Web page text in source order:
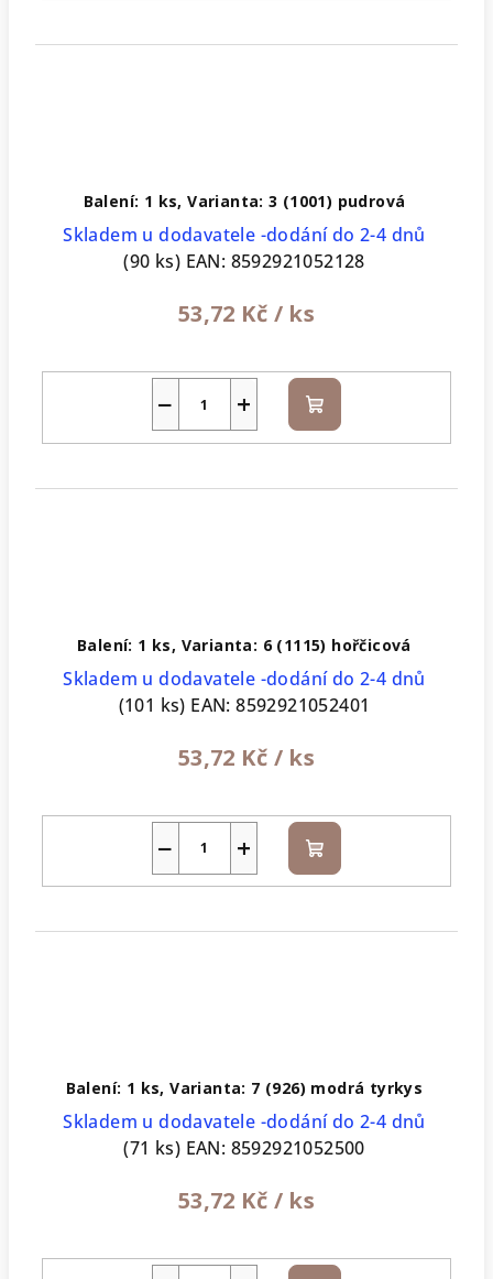
Balení: 1 ks, Varianta: 3 (1001) pudrová
Skladem u dodavatele -dodání do 2-4 dnů
(90 ks) EAN: 8592921052128
53,72 Kč / ks
+
− Do
košíku
Balení: 1 ks, Varianta: 6 (1115) hořčicová
Skladem u dodavatele -dodání do 2-4 dnů
(101 ks) EAN: 8592921052401
53,72 Kč / ks
+
− Do
košíku
Balení: 1 ks, Varianta: 7 (926) modrá tyrkys
Skladem u dodavatele -dodání do 2-4 dnů
(71 ks) EAN: 8592921052500
53,72 Kč / ks